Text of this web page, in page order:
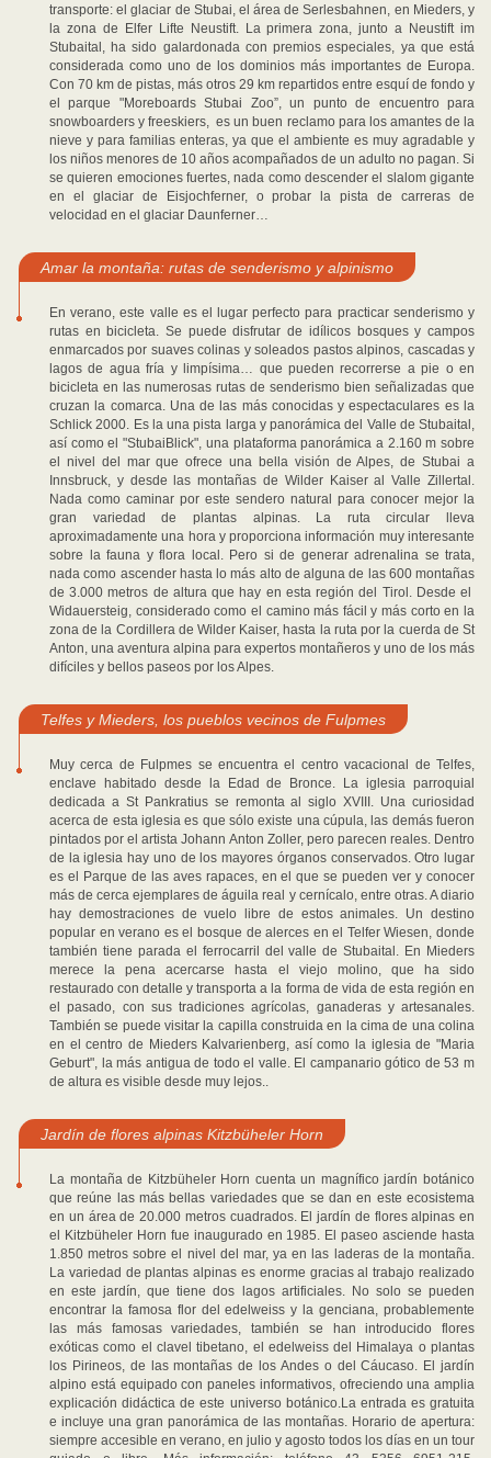
transporte: el glaciar de Stubai, el área de Serlesbahnen, en Mieders, y
la zona de Elfer Lifte Neustift. La primera zona, junto a Neustift im
Stubaital, ha sido galardonada con premios especiales, ya que está
considerada como uno de los dominios más importantes de Europa.
Con 70 km de pistas, más otros 29 km repartidos entre esquí de fondo y
el parque "Moreboards Stubai Zoo”, un punto de encuentro para
snowboarders y freeskiers, es un buen reclamo para los amantes de la
nieve y para familias enteras, ya que el ambiente es muy agradable y
los niños menores de 10 años acompañados de un adulto no pagan. Si
se quieren emociones fuertes, nada como descender el slalom gigante
en el glaciar de Eisjochferner, o probar la pista de carreras de
velocidad en el glaciar Daunferner…
Amar la montaña: rutas de senderismo y alpinismo
En verano, este valle es el lugar perfecto para practicar senderismo y
rutas en bicicleta. Se puede disfrutar de idílicos bosques y campos
enmarcados por suaves colinas y soleados pastos alpinos, cascadas y
lagos de agua fría y limpísima… que pueden recorrerse a pie o en
bicicleta en las numerosas rutas de senderismo bien señalizadas que
cruzan la comarca. Una de las más conocidas y espectaculares es la
Schlick 2000. Es la una pista larga y panorámica del Valle de Stubaital,
así como el "StubaiBlick", una plataforma panorámica a 2.160 m sobre
el nivel del mar que ofrece una bella visión de Alpes, de Stubai a
Innsbruck, y desde las montañas de Wilder Kaiser al Valle Zillertal.
Nada como caminar por este sendero natural para conocer mejor la
gran variedad de plantas alpinas. La ruta circular lleva
aproximadamente una hora y proporciona información muy interesante
sobre la fauna y flora local. Pero si de generar adrenalina se trata,
nada como ascender hasta lo más alto de alguna de las 600 montañas
de 3.000 metros de altura que hay en esta región del Tirol. Desde el
Widauersteig, considerado como el camino más fácil y más corto en la
zona de la Cordillera de Wilder Kaiser, hasta la ruta por la cuerda de St
Anton, una aventura alpina para expertos montañeros y uno de los más
difíciles y bellos paseos por los Alpes.
Telfes y Mieders, los pueblos vecinos de Fulpmes
Muy cerca de Fulpmes se encuentra el centro vacacional de Telfes,
enclave habitado desde la Edad de Bronce. La iglesia parroquial
dedicada a St Pankratius se remonta al siglo XVIII. Una curiosidad
acerca de esta iglesia es que sólo existe una cúpula, las demás fueron
pintados por el artista Johann Anton Zoller, pero parecen reales. Dentro
de la iglesia hay uno de los mayores órganos conservados. Otro lugar
es el Parque de las aves rapaces, en el que se pueden ver y conocer
más de cerca ejemplares de águila real y cernícalo, entre otras. A diario
hay demostraciones de vuelo libre de estos animales. Un destino
popular en verano es el bosque de alerces en el Telfer Wiesen, donde
también tiene parada el ferrocarril del valle de Stubaital. En Mieders
merece la pena acercarse hasta el viejo molino, que ha sido
restaurado con detalle y transporta a la forma de vida de esta región en
el pasado, con sus tradiciones agrícolas, ganaderas y artesanales.
También se puede visitar la capilla construida en la cima de una colina
en el centro de Mieders Kalvarienberg, así como la iglesia de "Maria
Geburt", la más antigua de todo el valle. El campanario gótico de 53 m
de altura es visible desde muy lejos..
Jardín de flores alpinas Kitzbüheler Horn
La montaña de Kitzbüheler Horn cuenta un magnífico jardín botánico
que reúne las más bellas variedades que se dan en este ecosistema
en un área de 20.000 metros cuadrados. El jardín de flores alpinas en
el Kitzbüheler Horn fue inaugurado en 1985. El paseo asciende hasta
1.850 metros sobre el nivel del mar, ya en las laderas de la montaña.
La variedad de plantas alpinas es enorme gracias al trabajo realizado
en este jardín, que tiene dos lagos artificiales. No solo se pueden
encontrar la famosa flor del edelweiss y la genciana, probablemente
las más famosas variedades, también se han introducido flores
exóticas como el clavel tibetano, el edelweiss del Himalaya o plantas
los Pirineos, de las montañas de los Andes o del Cáucaso. El jardín
alpino está equipado con paneles informativos, ofreciendo una amplia
explicación didáctica de este universo botánico.La entrada es gratuita
e incluye una gran panorámica de las montañas. Horario de apertura:
siempre accesible en verano, en julio y agosto todos los días en un tour